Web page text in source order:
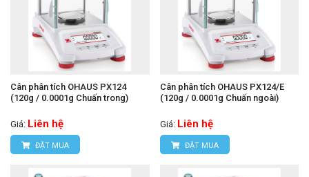
Cân phân tích OHAUS PX124
(120g / 0.0001g Chuấn trong)
Giá: Liên hệ
ĐẶT MUA
Cân phân tích OHAUS PX124/E
(120g / 0.0001g Chuấn ngoài)
Giá: Liên hệ
ĐẶT MUA